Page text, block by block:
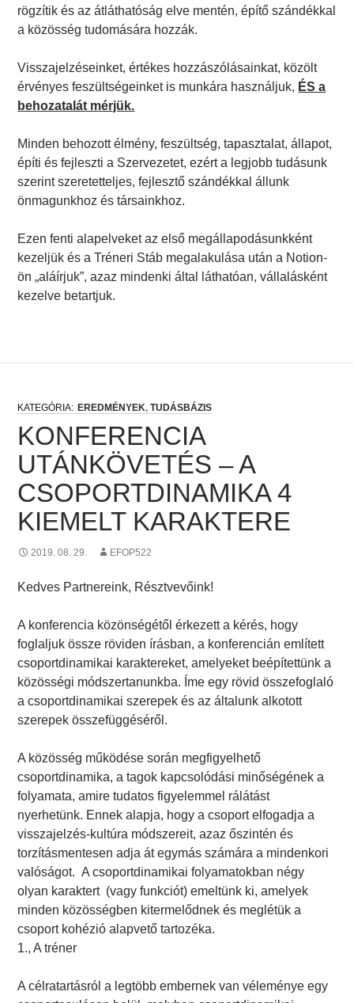
rögzítik és az átláthatóság elve mentén, építő szándékkal
a közösség tudomására hozzák.
Visszajelzéseinket, értékes hozzászólásainkat, közölt
érvényes feszültségeinket is munkára használjuk, ÉS a
behozatalát mérjük.
Minden behozott élmény, feszültség, tapasztalat, állapot,
építi és fejleszti a Szervezetet, ezért a legjobb tudásunk
szerint szeretetteljes, fejlesztő szándékkal állunk
önmagunkhoz és társainkhoz.
Ezen fenti alapelveket az első megállapodásunkként
kezeljük és a Tréneri Stáb megalakulása után a Notion-
ön „aláírjuk”, azaz mindenki által láthatóan, vállalásként
kezelve betartjuk.
EREDMÉNYEK,TUDÁSBÁZIS
KONFERENCIA
UTÁNKÖVETÉS – A
CSOPORTDINAMIKA 4
KIEMELT KARAKTERE
2019. 08. 29. EFOP522
Kedves Partnereink, Résztvevőink!
A konferencia közönségétől érkezett a kérés, hogy
foglaljuk össze röviden írásban, a konferencián említett
csoportdinamikai karaktereket, amelyeket beépítettünk a
közösségi módszertanunkba. Íme egy rövid összefoglaló
a csoportdinamikai szerepek és az általunk alkotott
szerepek összefüggéséről.
A közösség működése során megfigyelhető
csoportdinamika, a tagok kapcsolódási minőségének a
folyamata, amire tudatos figyelemmel rálátást
nyerhetünk. Ennek alapja, hogy a csoport elfogadja a
visszajelzés-kultúra módszereit, azaz őszintén és
torzításmentesen adja át egymás számára a mindenkori
valóságot. A csoportdinamikai folyamatokban négy
olyan karaktert (vagy funkciót) emeltünk ki, amelyek
minden közösségben kitermelődnek és meglétük a
csoport kohézió alapvető tartozéka.
1., A tréner
A célratartásról a legtöbb embernek van véleménye egy